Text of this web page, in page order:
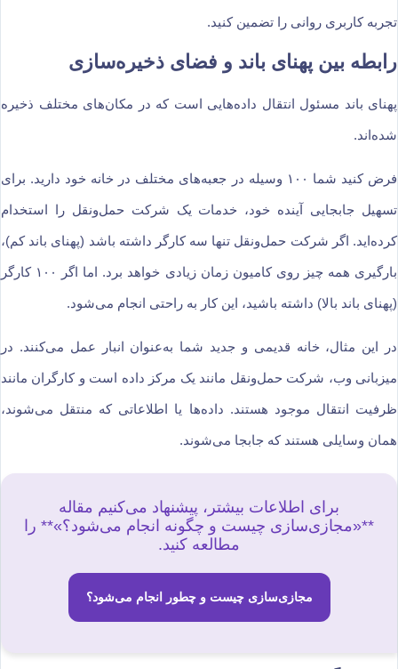
تجربه کاربری روانی را تضمین کنید.
رابطه بین پهنای باند و فضای ذخیره‌سازی
پهنای باند مسئول انتقال داده‌هایی است که در مکان‌های مختلف ذخیره
شده‌اند.
فرض کنید شما ۱۰۰ وسیله در جعبه‌های مختلف در خانه خود دارید. برای
تسهیل جابجایی آینده خود، خدمات یک شرکت حمل‌ونقل را استخدام
کرده‌اید. اگر شرکت حمل‌ونقل تنها سه کارگر داشته باشد (پهنای باند کم)،
بارگیری همه چیز روی کامیون زمان زیادی خواهد برد. اما اگر ۱۰۰ کارگر
(پهنای باند بالا) داشته باشید، این کار به راحتی انجام می‌شود.
در این مثال، خانه قدیمی و جدید شما به‌عنوان انبار عمل می‌کنند. در
میزبانی وب، شرکت حمل‌ونقل مانند یک مرکز داده است و کارگران مانند
ظرفیت انتقال موجود هستند. داده‌ها یا اطلاعاتی که منتقل می‌شوند،
همان وسایلی هستند که جابجا می‌شوند.
برای اطلاعات بیشتر، پیشنهاد می‌کنیم مقاله
**«مجازی‌سازی چیست و چگونه انجام می‌شود؟»** را
مطالعه کنید.
مجازی‌سازی چیست و چطور انجام می‌شود؟